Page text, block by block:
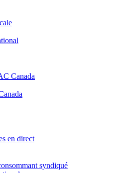
Canada
en direct
syndiqué